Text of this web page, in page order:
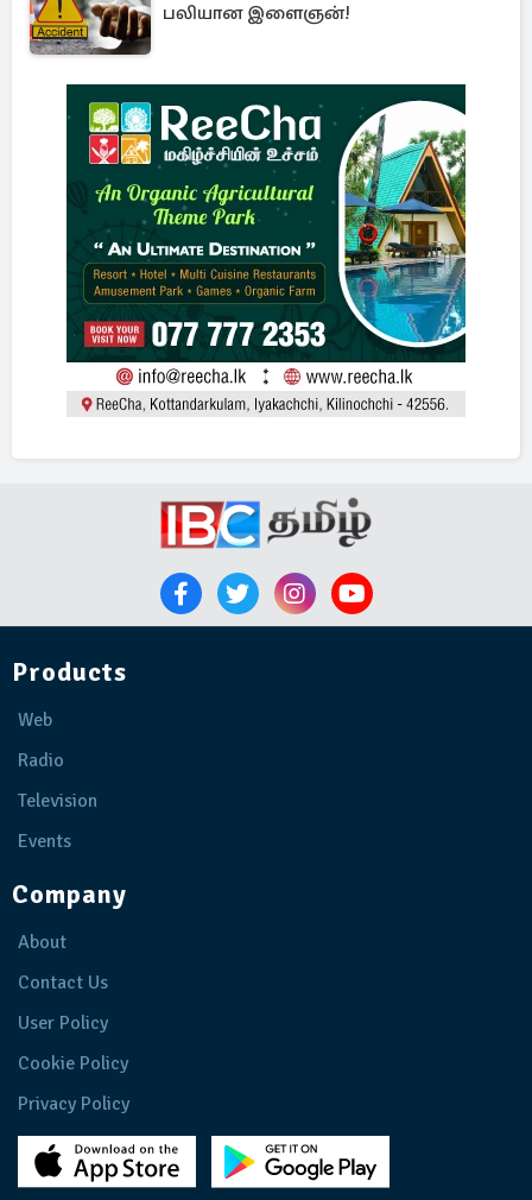
பலியான இளைஞன்!
Products
Web
Radio
Television
Events
Company
About
Contact Us
User Policy
Cookie Policy
Privacy Policy